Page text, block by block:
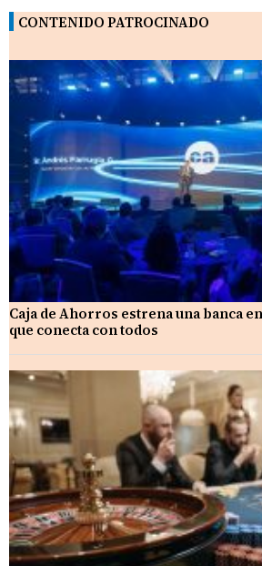
CONTENIDO PATROCINADO
Caja de Ahorros estrena una banca
que conecta con todos